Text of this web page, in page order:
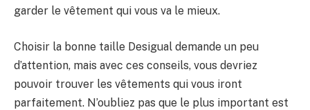
garder le vêtement qui vous va le mieux.
Choisir la bonne taille Desigual demande un peu
d’attention, mais avec ces conseils, vous devriez
pouvoir trouver les vêtements qui vous iront
parfaitement. N’oubliez pas que le plus important est